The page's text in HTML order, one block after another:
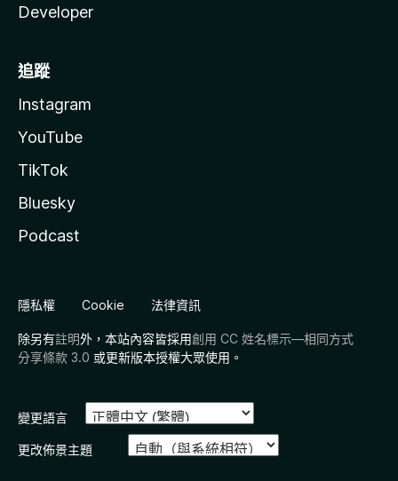
Developer
追蹤
Instagram
YouTube
TikTok
Bluesky
Podcast
隱私權 Cookie 法律資訊
除另有註明外，本站內容皆採用創用 CC 姓名標示—相同方式
分享條款 3.0 或更新版本授權大眾使用。
變更語言
更改佈景主題